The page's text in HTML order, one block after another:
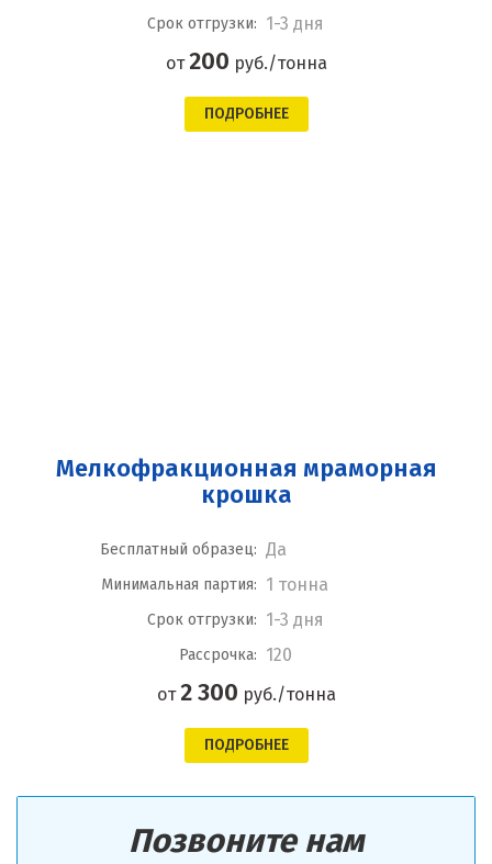
Срок отгрузки: 1-3 дня
от200 руб./тонна
ПОДРОБНЕЕ
Мелкофракционная мраморная
крошка
Бесплатный образец: Да
Минимальная партия: 1 тонна
Срок отгрузки: 1-3 дня
Рассрочка: 120
от2 300 руб./тонна
ПОДРОБНЕЕ
Позвоните нам